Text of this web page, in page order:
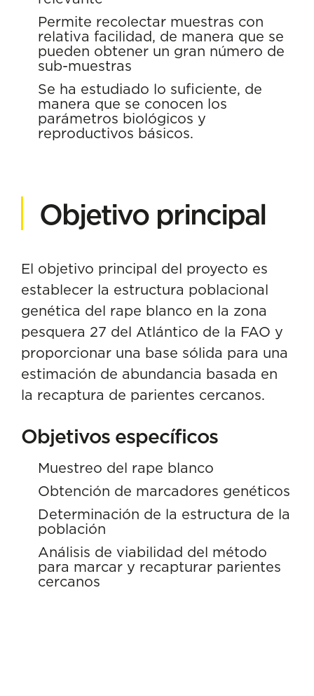
Permite recolectar muestras con
relativa facilidad, de manera que se
pueden obtener un gran número de
sub-muestras
Se ha estudiado lo suficiente, de
manera que se conocen los
parámetros biológicos y
reproductivos básicos.
Objetivo principal
El objetivo principal del proyecto es
establecer la estructura poblacional
genética del rape blanco en la zona
pesquera 27 del Atlántico de la FAO y
proporcionar una base sólida para una
estimación de abundancia basada en
la recaptura de parientes cercanos.
Objetivos específicos
Muestreo del rape blanco
Obtención de marcadores genéticos
Determinación de la estructura de la
población
Análisis de viabilidad del método
para marcar y recapturar parientes
cercanos